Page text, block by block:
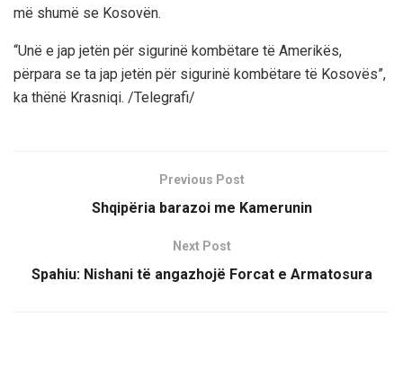
më shumë se Kosovën.
“Unë e jap jetën për sigurinë kombëtare të Amerikës,
përpara se ta jap jetën për sigurinë kombëtare të Kosovës”,
ka thënë Krasniqi. /Telegrafi/
Previous Post
Shqipëria barazoi me Kamerunin
Next Post
Spahiu: Nishani të angazhojë Forcat e Armatosura